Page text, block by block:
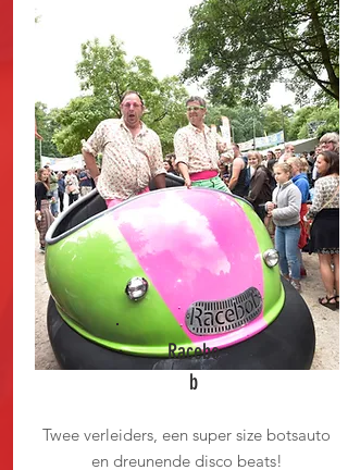
Racebo
b
Twee verleiders, een super size botsauto
en dreunende disco beats!